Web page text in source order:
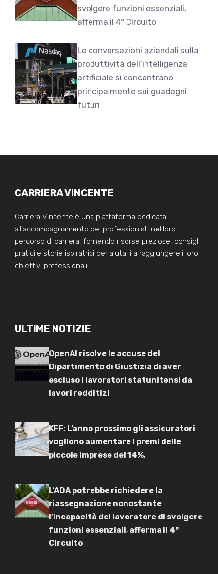
svolgere funzioni essenziali,
afferma il 4° Circuito
Le conversazioni aziendali sulla
produttività dell’intelligenza
artificiale si concentrano
principalmente sui guadagni
futuri
CARRIERA VINCENTE
Carriera Vincente è una piattaforma dedicata
all'accompagnamento dei professionisti nel loro
percorso di carriera, fornendo risorse preziose, consigli
pratici e storie ispiratrici per aiutarli a raggiungere i loro
obiettivi professionali.
ULTIME NOTIZIE
OpenAI risolve le accuse del
Dipartimento di Giustizia di aver
escluso i lavoratori statunitensi da
lavori redditizi
KFF: L’anno prossimo gli assicuratori
vogliono aumentare i premi delle
piccole imprese del 14%.
L’ADA potrebbe richiedere la
riassegnazione nonostante
l’incapacità del lavoratore di svolgere
funzioni essenziali, afferma il 4°
Circuito